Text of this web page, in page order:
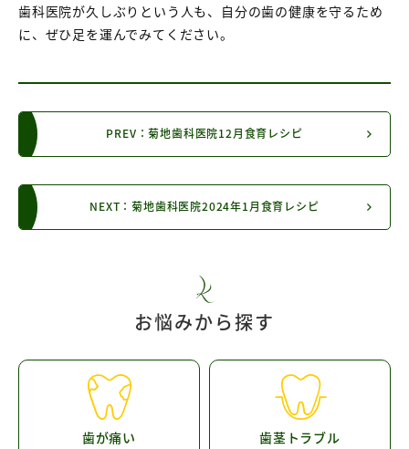
歯科医院が久しぶりという人も、自分の歯の健康を守るため
に、ぜひ足を運んでみてください。
PREV：菊地歯科医院12月食育レシピ
NEXT：菊地歯科医院2024年1月食育レシピ
お悩みから探す
歯が痛い 歯茎トラブル